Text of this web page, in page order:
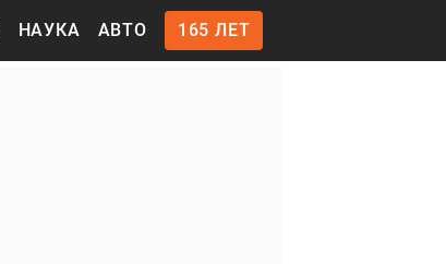
НАУКА АВТО 165 ЛЕТ